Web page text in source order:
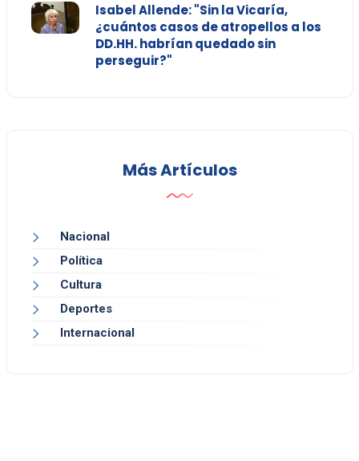
Isabel Allende: "Sin la Vicaría,
¿cuántos casos de atropellos a los
DD.HH. habrían quedado sin
perseguir?"
Más Artículos
Nacional
Política
Cultura
Deportes
Internacional